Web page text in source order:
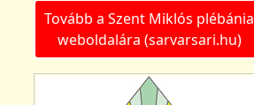
Tovább a Szent Miklós plébánia
weboldalára (sarvarsari.hu)